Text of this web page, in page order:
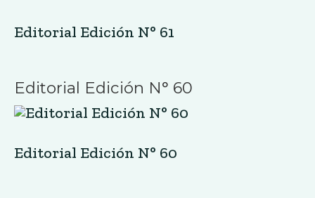
Editorial Edición N° 61
Editorial Edición N° 60
Editorial Edición N° 60